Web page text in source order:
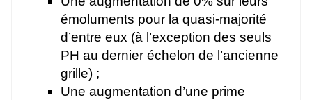
émoluments pour la quasi-majorité
d’entre eux (à l’exception des seuls
PH au dernier échelon de l’ancienne
grille) ;
Une augmentation d’une prime